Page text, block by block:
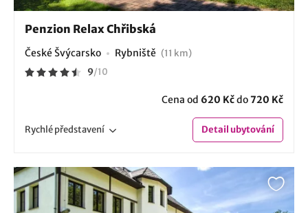
Penzion Relax Chřibská
České Švýcarsko Rybniště (11 km)
9/10
Cena od 620 Kčdo720 Kč
Rychlépředstavení Detailubytování